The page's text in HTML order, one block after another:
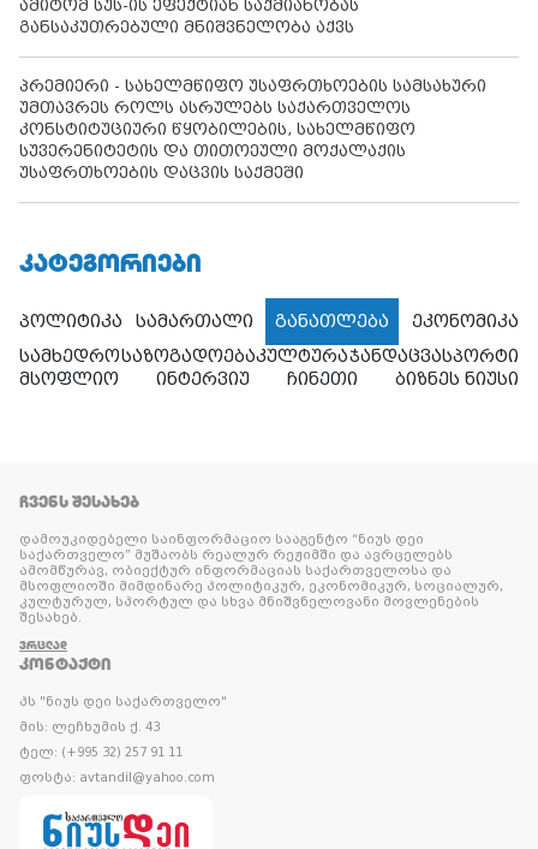
ამიტომ სუს-ის ეფექტიან საქმიანობას
განსაკუთრებული მნიშვნელობა აქვს
პრემიერი - სახელმწიფო უსაფრთხოების სამსახური
უმთავრეს როლს ასრულებს საქართველოს
კონსტიტუციური წყობილების, სახელმწიფო
სუვერენიტეტის და თითოეული მოქალაქის
უსაფრთხოების დაცვის საქმეში
ᲙᲐᲢᲔᲒᲝᲠᲘᲔᲑᲘ
პოლიტიკა სამართალი განათლება
ეკონომიკა
სამხედროსაზოგადოებაკულტურაჯანდაცვასპორტი
მსოფლიო
ინტერვიუ ჩინეთი ბიზნეს ნიუსი
ᲩᲕᲔᲜᲡ ᲨᲔᲡᲐᲮᲔᲑ
დამოუკიდებელი საინფორმაციო სააგენტო “ნიუს დეი
საქართველო” მუშაობს რეალურ რეჟიმში და ავრცელებს
ამომწურავ, ობიექტურ ინფორმაციას საქართველოსა და
მსოფლიოში მიმდინარე პოლიტიკურ, ეკონომიკურ, სოციალურ,
კულტურულ, სპორტულ და სხვა მნიშვნელოვანი მოვლენების
შესახებ.
ᲕᲠᲪᲚᲐᲓ
ᲙᲝᲜᲢᲐᲥᲢᲘ
პს "ნიუს დეი საქართველო"
მის: ლეჩხუმის ქ. 43
ტელ: (+995 32) 257 91 11
ფოსტა: avtandil@yahoo.com